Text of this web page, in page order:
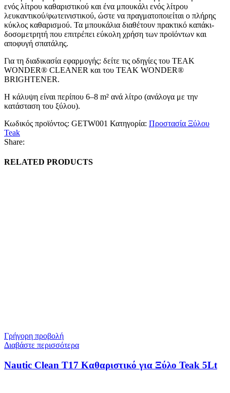
ενός λίτρου καθαριστικού και ένα μπουκάλι ενός λίτρου
λευκαντικού/φωτεινιστικού, ώστε να πραγματοποιείται ο πλήρης
κύκλος καθαρισμού. Τα μπουκάλια διαθέτουν πρακτικό καπάκι-
δοσομετρητή που επιτρέπει εύκολη χρήση των προϊόντων και
αποφυγή σπατάλης.
Για τη διαδικασία εφαρμογής: δείτε τις οδηγίες του TEAK
WONDER® CLEANER και του TEAK WONDER®
BRIGHTENER.
Η κάλυψη είναι περίπου 6–8 m² ανά λίτρο (ανάλογα με την
κατάσταση του ξύλου).
Κωδικός προϊόντος: GETW001 Κατηγορία: Προστασία Ξύλου
Teak
Share:
RELATED PRODUCTS
Γρήγορη προβολή
Διαβάστε περισσότερα
Nautic Clean T17 Καθαριστικό για Ξύλο Teak 5Lt